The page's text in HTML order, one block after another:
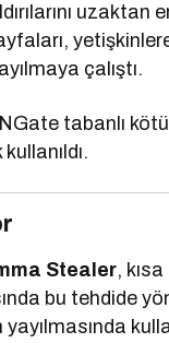
uzaktan
çalıştı.
tabanlı
Stealer,
bu tehdide
yayılmasında